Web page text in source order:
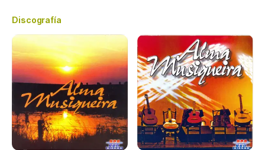
Discografía